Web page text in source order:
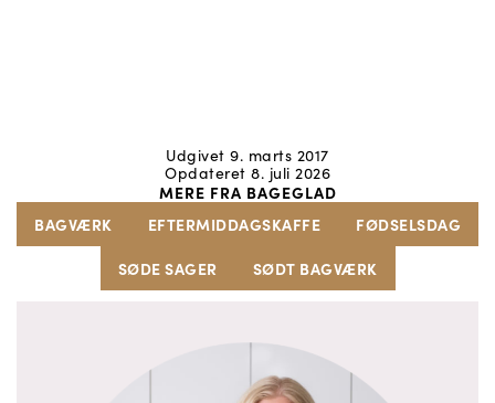
Udgivet 9. marts 2017
Opdateret 8. juli 2026
MERE FRA BAGEGLAD
BAGVÆRK
EFTERMIDDAGSKAFFE
FØDSELSDAG
SØDE SAGER
SØDT BAGVÆRK